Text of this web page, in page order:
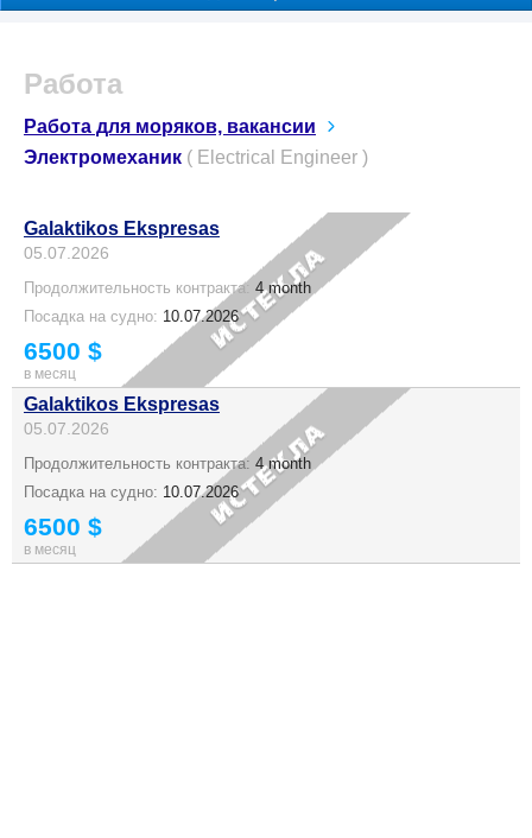
Работа
Работа для моряков, вакансии
Электромеханик ( Electrical Engineer )
Galaktikos Ekspresas
05.07.2026
Продолжительность контракта: 4 month
Посадка на судно: 10.07.2026
6500 $
в месяц
Galaktikos Ekspresas
05.07.2026
Продолжительность контракта: 4 month
Посадка на судно: 10.07.2026
6500 $
в месяц